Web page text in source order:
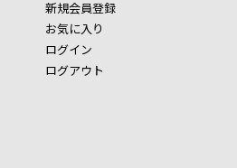
新規会員登録
お気に入り
ログイン
ログアウト